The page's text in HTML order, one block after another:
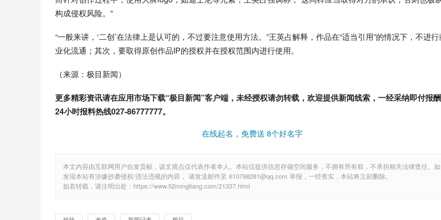
构成侵权风险。”
“一般来讲，‘二创’在法律上是认可的，不过要注意使用方法。”王英占解释，作品在“适当引用”的情况下，不进
业化流通；其次，要取得原创作品IP的授权并在授权范围内进行使用。
（来源：极目新闻）
更多精彩资讯请在应用市场下载“极目新闻”客户端，未经授权请勿转载，欢迎提供新闻线索，一经采纳即付报
24小时报料热线027-86777777。
在线起名，免费送 8个好名字
本文内容由互联网用户自发贡献，该文观点仅代表作者本人。本站仅提供信息存储空间服务，不拥有所有权，不承担相关法律责任。如
发现本站有涉嫌抄袭侵权/违法违规的内容， 请发送邮件至 610798281@qq.com 举报，一经查实，本站将立刻删除。
如若转载，请注明出处：https://www.52mingliang.com/21337.html